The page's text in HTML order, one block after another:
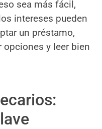
sea más fácil,
intereses pueden
un préstamo,
opciones y leer bien